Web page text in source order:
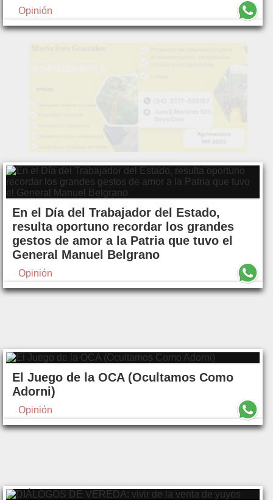
Opinión
En el Día del Trabajador del Estado,
resulta oportuno recordar los grandes
gestos de amor a la Patria que tuvo el
General Manuel Belgrano
Opinión
El Juego de la OCA (Ocultamos Como
Adorni)
Opinión